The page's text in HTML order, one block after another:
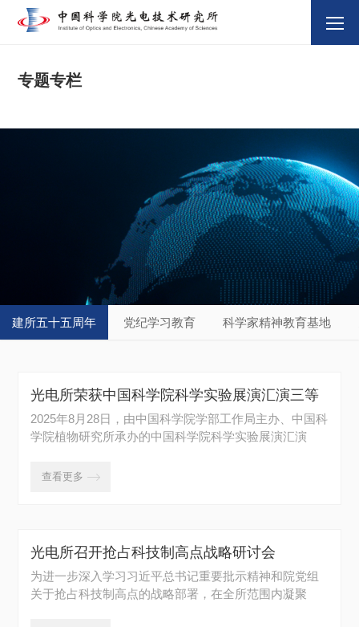
专题专栏
建所五十五周年 党纪学习教育 科学家精神教育基地
光电所荣获中国科学院科学实验展演汇演三等
奖
2025年8月28日，由中国科学院学部工作局主办、中国科
学院植物研究所承办的中国科学院科学实验展演汇演
查看更多 
光电所召开抢占科技制高点战略研讨会
为进一步深入学习习近平总书记重要批示精神和院党组
关于抢占科技制高点的战略部署，在全所范围内凝聚